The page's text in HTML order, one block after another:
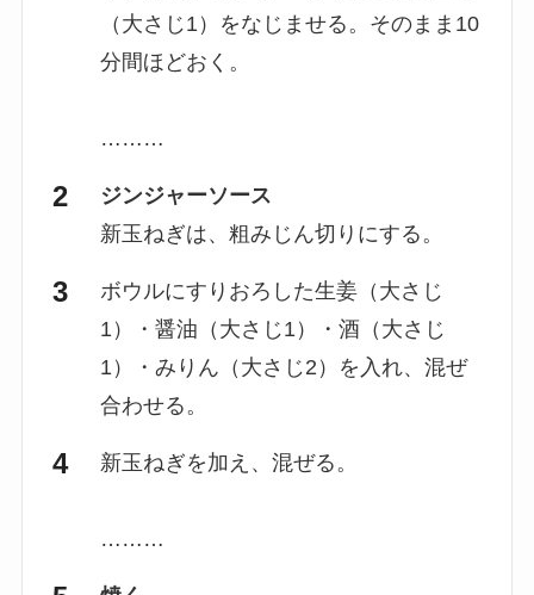
（大さじ1）をなじませる。そのまま10
分間ほどおく。
………
ジンジャーソース
新玉ねぎは、粗みじん切りにする。
ボウルにすりおろした生姜（大さじ
1）・醤油（大さじ1）・酒（大さじ
1）・みりん（大さじ2）を入れ、混ぜ
合わせる。
新玉ねぎを加え、混ぜる。
………